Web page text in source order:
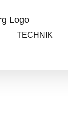
TECHNIK